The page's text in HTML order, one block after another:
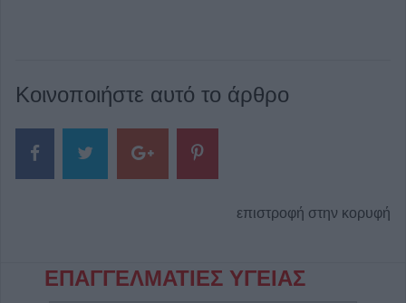
Κοινοποιήστε αυτό το άρθρο
επιστροφή στην κορυφή
ΕΠΑΓΓΕΛΜΑΤΙΕΣ ΥΓΕΙΑΣ